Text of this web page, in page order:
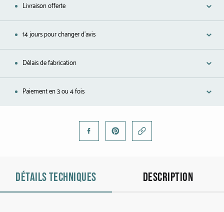
Or noirci
Platine
L'Homme
Livraison offerte
14 jours pour changer d'avis
Délais de fabrication
Paiement en 3 ou 4 fois
Détails techniques Description